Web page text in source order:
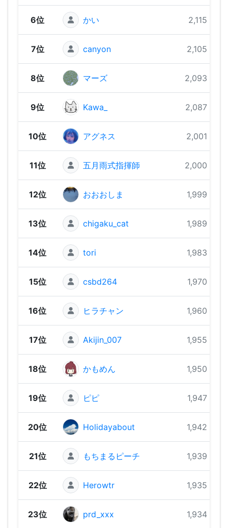
6位 かい 2,115 pts
7位 canyon 2,105 pts
8位 マーズ 2,093 pts
9位 Kawa_ 2,087 pts
10位 アグネス 2,001 pts
11位 五月雨式指揮師 2,000 pts
12位 おおおしま 1,999 pts
13位 chigaku_cat 1,989 pts
14位 tori 1,983 pts
15位 csbd264 1,970 pts
16位 ヒラチャン 1,960 pts
17位 Akijin_007 1,955 pts
18位 かもめん 1,950 pts
19位 ピピ 1,947 pts
20位 Holidayabout 1,942 pts
21位 もちまるピーチ 1,939 pts
22位 Herowtr 1,935 pts
23位 prd_xxx 1,934 pts